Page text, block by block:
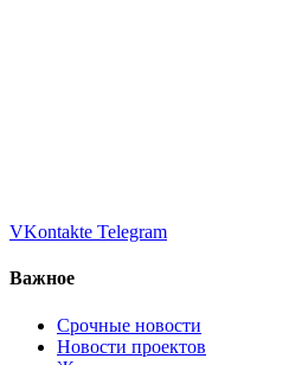
VKontakte Telegram
Важное
Срочные новости
Новости проектов